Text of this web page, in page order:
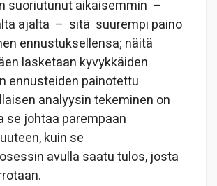
suoriutunut aikaisemmin –
ajalta – sitä suurempi paino
ennustuksellensa; näitä
lasketaan kyvykkäiden
ennusteiden painotettu
analyysin tekeminen on
se johtaa parempaan
kuin se
avulla saatu tulos, josta